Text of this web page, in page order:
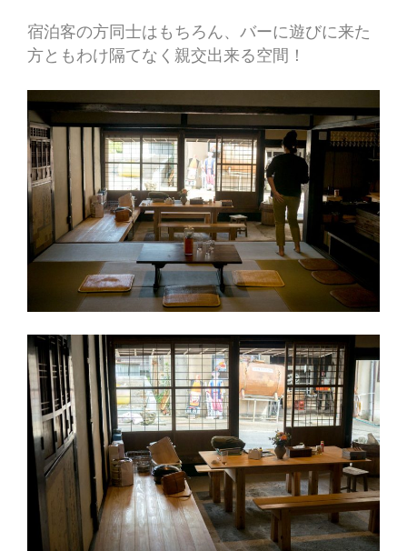
宿泊客の方同士はもちろん、バーに遊びに来た
方ともわけ隔てなく親交出来る空間！